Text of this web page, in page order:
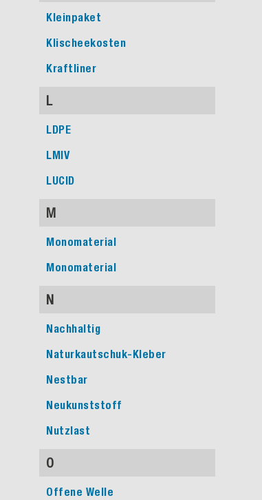
Kleinpaket
Klischeekosten
Kraftliner
L
LDPE
LMIV
LUCID
M
Monomaterial
Monomaterial
N
Nachhaltig
Naturkautschuk-Kleber
Nestbar
Neukunststoff
Nutzlast
O
Offene Welle